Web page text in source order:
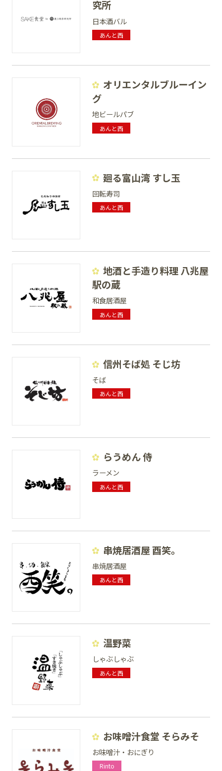
究所
日本酒バル
あんと西
オリエンタルブルーイン
グ
地ビールパブ
あんと西
廻る富山湾 すし玉
回転寿司
あんと西
地酒と手造り料理 八兆屋
駅の蔵
和食居酒屋
あんと西
信州そば処 そじ坊
そば
あんと西
らうめん 侍
ラーメン
あんと西
串焼居酒屋 酉笑。
串焼居酒屋
あんと西
温野菜
しゃぶしゃぶ
あんと西
お味噌汁食堂 そらみそ
お味噌汁・おにぎり
Rinto